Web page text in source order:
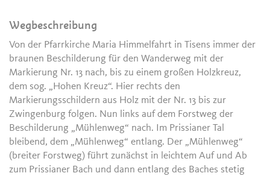
Wegbeschreibung
Von der Pfarrkirche Maria Himmelfahrt in Tisens immer der
braunen Beschilderung für den Wanderweg mit der
Markierung Nr. 13 nach, bis zu einem großen Holzkreuz,
dem sog. „Hohen Kreuz“. Hier rechts den
Markierungsschildern aus Holz mit der Nr. 13 bis zur
Zwingenburg folgen. Nun links auf dem Forstweg der
Beschilderung „Mühlenweg“ nach. Im Prissianer Tal
bleibend, dem „Mühlenweg“ entlang. Der „Mühlenweg“
(breiter Forstweg) führt zunächst in leichtem Auf und Ab
zum Prissianer Bach und dann entlang des Baches stetig